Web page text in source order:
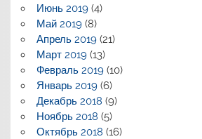
Июнь 2019(4)
Май 2019(8)
Апрель 2019(21)
Март 2019(13)
Февраль 2019(10)
Январь 2019(6)
Декабрь 2018 (9)
Ноябрь 2018 (5)
Октябрь 2018 (16)